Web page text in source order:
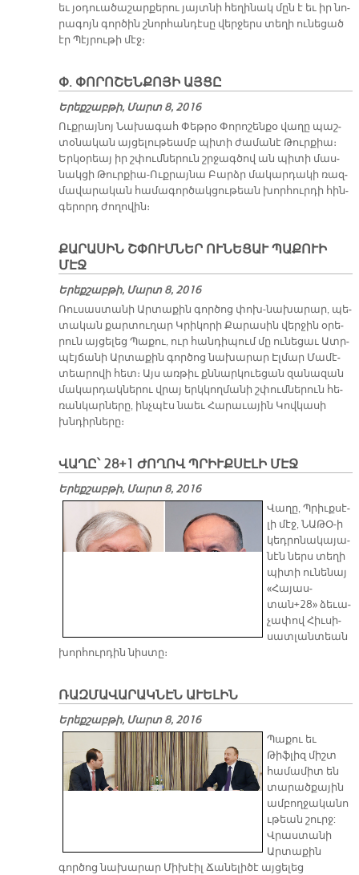
եւ յօ­դուա­ծա­շար­քե­րու յայտ­նի հե­ղի­նակ մըն է եւ իր նո­
րա­գոյն գոր­ծին շնոր­հան­դէ­սը վեր­ջերս տե­ղի ու­նե­ցած
էր Պէյ­րու­թի մէջ։
Փ. ՓՈՐՈՇԵՆՔՈՅԻ ԱՅՑԸ
Երեքշաբթի, Մարտ 8, 2016
Ուք­րայ­նոյ Նա­խա­գահ Փեթ­րօ Փո­րո­շեն­քօ վա­ղը պաշ­
տօ­նա­կան այ­ցե­լու­թեամբ պի­տի ժա­մա­նէ Թուր­քիա։
Եր­կօ­րեայ իր շփում­նե­րուն շրջագ­ծով ան պի­տի մաս­
նակ­ցի Թուր­քիա-Ուք­րայ­նա Բարձր մա­կար­դա­կի ռազ­
մա­վա­րա­կան հա­մա­գոր­ծակ­ցու­թեան խոր­հուր­դի հին­
գե­րորդ ժո­ղո­վին։
ՔԱՐԱՍԻՆ ՇՓՈՒՄՆԵՐ ՈՒՆԵՑԱՒ ՊԱՔՈՒԻ
ՄԷՋ
Երեքշաբթի, Մարտ 8, 2016
Ռու­սաս­տա­նի Ար­տա­քին գոր­ծոց փոխ-նա­խա­րար, պե­
տա­կան քար­տու­ղար Կրի­կո­րի Քա­րա­սին վեր­ջին օ­րե­
րուն այ­ցե­լեց Պա­քու, ուր հան­դի­պում մը ու­նե­ցաւ Ատր­
պէյ­ճա­նի Ար­տա­քին գոր­ծոց նա­խա­րար Էլ­մար Մա­մէ­
տեա­րո­վի հետ։ Այս առ­թիւ քննար­կուե­ցան զա­նա­զան
մա­կար­դակ­նե­րու վրայ երկ­կող­մա­նի շփում­նե­րուն հե­
ռան­կար­նե­րը, ինչ­պէս նաեւ Հա­րա­ւա­յին Կով­կա­սի
խնդիր­նե­րը։
ՎԱՂԸ՝ 28+1 ԺՈՂՈՎ ՊՐԻՒՔՍԷԼԻ ՄԷՋ
Երեքշաբթի, Մարտ 8, 2016
Վա­ղը, Պրիւք­սէ­
լի մէջ, ՆԱ­ԹՕ-ի
կեդ­րո­նա­կա­յա­
նէն ներս տե­ղի
պի­տի ու­նե­նայ
«Հա­յաս­
տան+28» ձե­ւա­
չա­փով Հիւ­սի­
սատ­լան­տեան
խոր­հուր­դին նիս­տը։
ՌԱԶՄԱՎԱՐԱԿՆԷՆ ԱՒԵԼԻՆ
Երեքշաբթի, Մարտ 8, 2016
Պաքու եւ
Թիֆլիզ միշտ
համամիտ են
տարածքային
ամբողջականո
ւթեան շուրջ:
Վրաստանի
Արտաքին
գործոց նախարար Միխէիլ Ճանելիծէ այցելեց